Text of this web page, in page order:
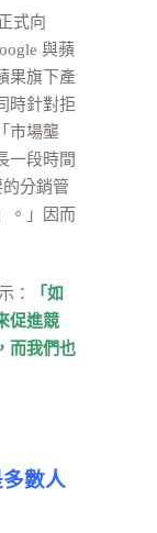
式向
與蘋
果旗下產
時針對拒
市場壟
一段時間
分銷管
。」因而
：
「如
促進競
而我們也
數人